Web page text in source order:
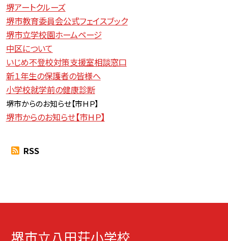
堺アートクルーズ
堺市教育委員会公式フェイスブック
堺市立学校園ホームページ
中区について
いじめ不登校対策支援室相談窓口
新１年生の保護者の皆様へ
小学校就学前の健康診断
堺市からのお知らせ【市ＨＰ】
堺市からのお知らせ【市ＨＰ】
RSS
堺市立八田荘小学校